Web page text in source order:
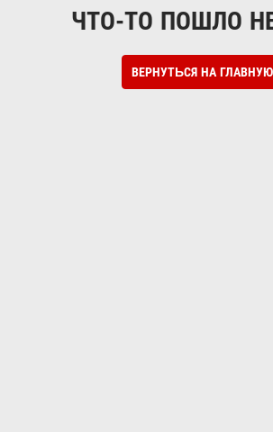
ЧТО-ТО ПОШЛО
ВЕРНУТЬСЯ НА ГЛАВНУЮ